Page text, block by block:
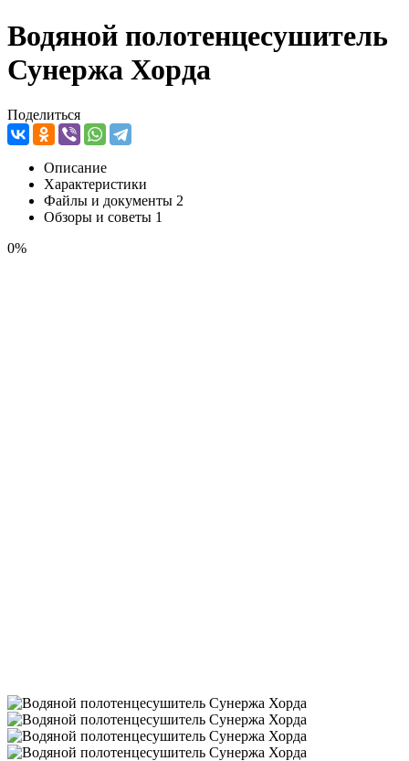
Водяной полотенцесушитель
Сунержа Хорда
Поделиться
Описание
Характеристики
Файлы и документы 2
Обзоры и советы 1
0%